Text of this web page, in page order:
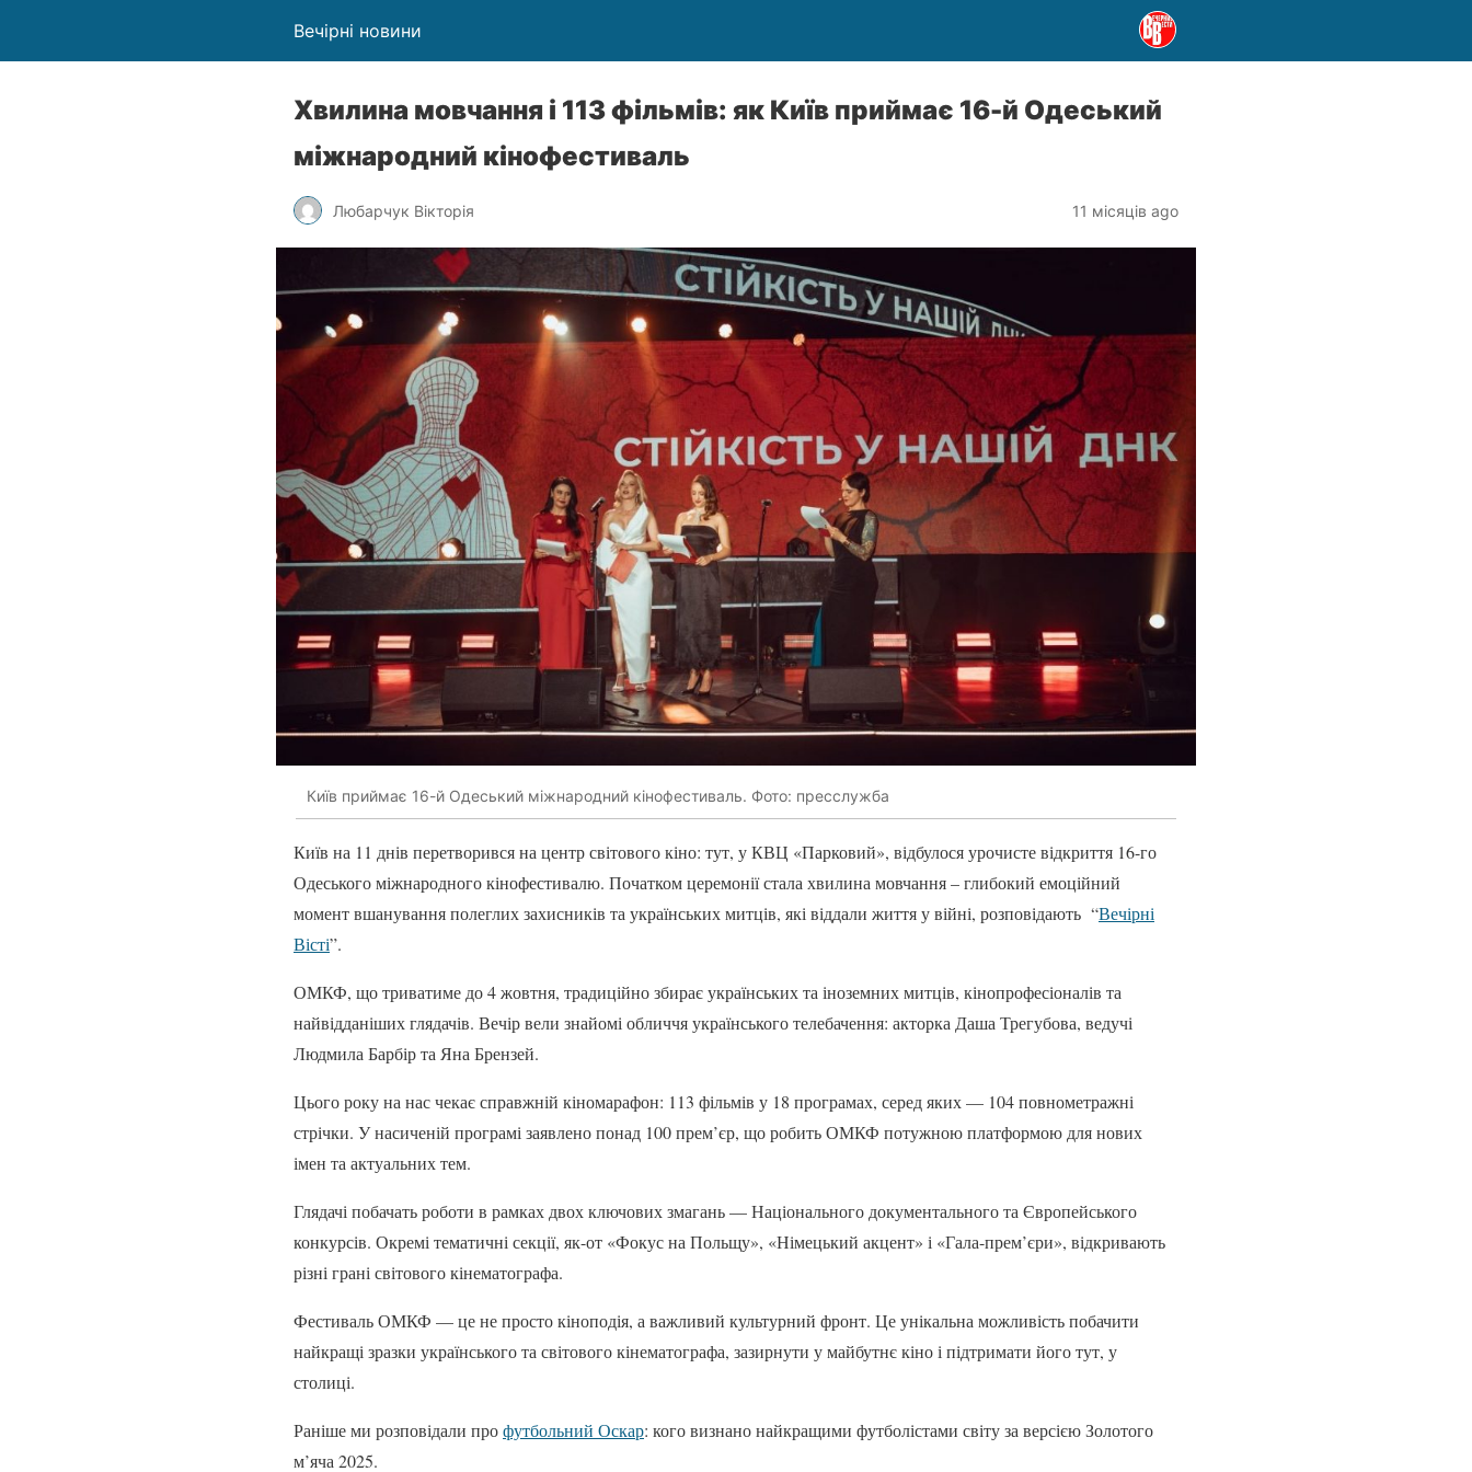
Вечірні новини
Хвилина мовчання і 113 фільмів: як Київ приймає 16-й Одеський
міжнародний кінофестиваль
Любарчук Вікторія 11 місяців ago
Київ приймає 16-й Одеський міжнародний кінофестиваль. Фото: пресслужба
Київ на 11 днів перетворився на центр світового кіно: тут, у КВЦ «Парковий», відбулося урочисте відкриття 16-го
Одеського міжнародного кінофестивалю. Початком церемонії стала хвилина мовчання – глибокий емоційний
момент вшанування полеглих захисників та українських митців, які віддали життя у війні, розповідають “Вечірні
Вісті”.
ОМКФ, що триватиме до 4 жовтня, традиційно збирає українських та іноземних митців, кінопрофесіоналів та
найвідданіших глядачів. Вечір вели знайомі обличчя українського телебачення: акторка Даша Трегубова, ведучі
Людмила Барбір та Яна Брензей.
Цього року на нас чекає справжній кіномарафон: 113 фільмів у 18 програмах, серед яких — 104 повнометражні
стрічки. У насиченій програмі заявлено понад 100 прем’єр, що робить ОМКФ потужною платформою для нових
імен та актуальних тем.
Глядачі побачать роботи в рамках двох ключових змагань — Національного документального та Європейського
конкурсів. Окремі тематичні секції, як-от «Фокус на Польщу», «Німецький акцент» і «Гала-прем’єри», відкривають
різні грані світового кінематографа.
Фестиваль ОМКФ — це не просто кіноподія, а важливий культурний фронт. Це унікальна можливість побачити
найкращі зразки українського та світового кінематографа, зазирнути у майбутнє кіно і підтримати його тут, у
столиці.
Раніше ми розповідали профутбольний Оскар: кого визнано найкращими футболістами світу за версією Золотого
м’яча 2025.